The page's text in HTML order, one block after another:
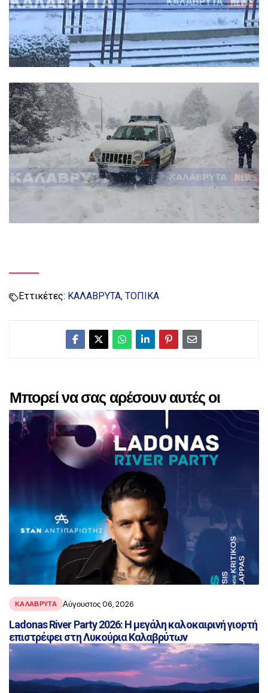
Εττικέτες: ΚΑΛΑΒΡΥΤΑ ΤΟΠΙΚΑ
Μπορεί να σας αρέσουν αυτές οι
αναρτήσεις
ΚΑΛΑΒΡΥΤΑ Αύγουστος 06, 2026
Ladonas River Party 2026: Η μεγάλη καλοκαιρινή γιορτή
επιστρέφει στη Λυκούρια Καλαβρύτων